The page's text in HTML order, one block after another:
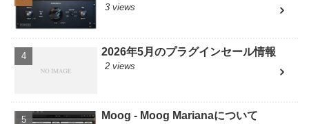
3 views
2026年5月のプラグインセール情報
2 views
Moog - Moog Marianaについて